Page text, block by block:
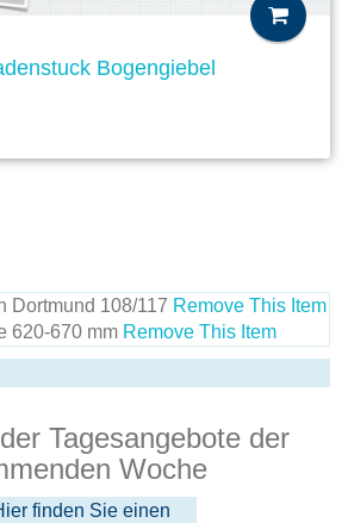
Bogengiebel
Dortmund 108/117 Remove This Item
620-670 mm Remove This Item
Tagesangebote der
Woche
finden Sie einen